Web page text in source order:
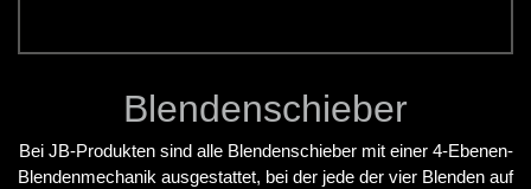
Blendenschieber
Bei JB-Produkten sind alle Blendenschieber mit einer 4-Ebenen-
Blendenmechanik ausgestattet, bei der jede der vier Blenden auf